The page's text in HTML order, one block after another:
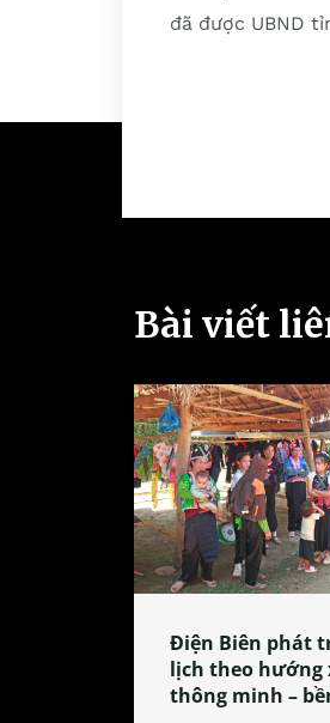
đã được UBND
Bài viết
Điện Biên phát
lịch theo hướng
thông minh –